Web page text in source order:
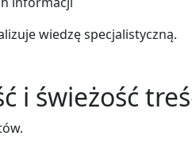
wiedzę specjalistyczną.
i świeżość